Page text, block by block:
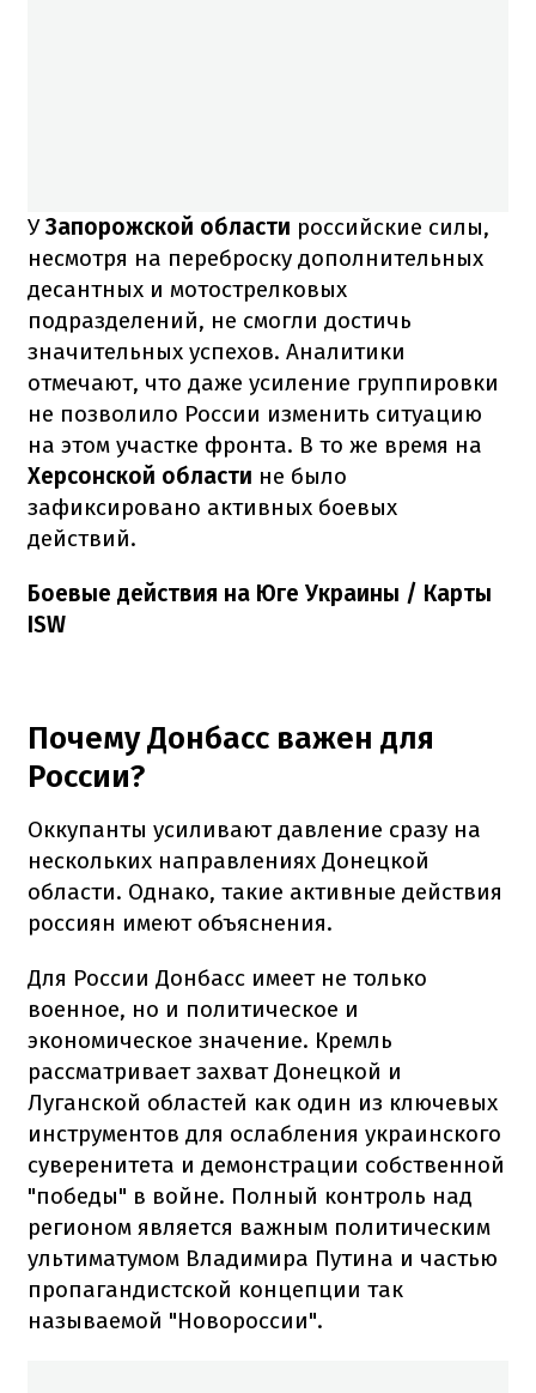
УЗапорожской области российские силы,
несмотря на переброску дополнительных
десантных и мотострелковых
подразделений, не смогли достичь
значительных успехов. Аналитики
отмечают, что даже усиление группировки
не позволило России изменить ситуацию
на этом участке фронта. В то же время на
Херсонской области не было
зафиксировано активных боевых
действий.
Боевые действия на Юге Украины / Карты
ISW
Почему Донбасс важен для
России?
Оккупанты усиливают давление сразу на
нескольких направлениях Донецкой
области. Однако, такие активные действия
россиян имеют объяснения.
Для России Донбасс имеет не только
военное, но и политическое и
экономическое значение. Кремль
рассматривает захват Донецкой и
Луганской областей как один из ключевых
инструментов для ослабления украинского
суверенитета и демонстрации собственной
"победы" в войне. Полный контроль над
регионом является важным политическим
ультиматумом Владимира Путина и частью
пропагандистской концепции так
называемой "Новороссии".